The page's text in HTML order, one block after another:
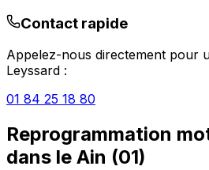
Contact rapide
Appelez-nous directement pour
Leyssard :
01 84 25 18 80
Reprogrammation
dans le Ain (01)